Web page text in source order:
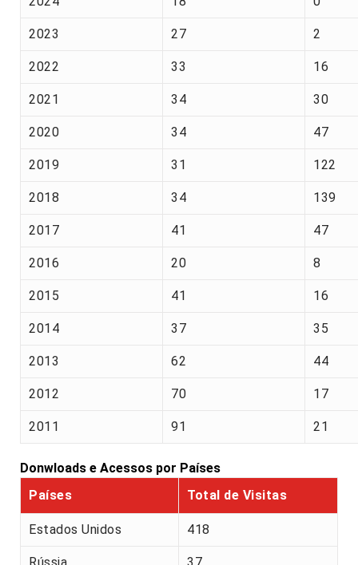
2023 27 2
2022 33 16
2021 34 30
2020 34 47
2019 31 122
2018 34 139
2017 41 47
2016 20 8
2015 41 16
2014 37 35
2013 62 44
2012 70 17
2011 91 21
Donwloads e Acessos por Países
Países
Total de Visitas
Estados Unidos 418